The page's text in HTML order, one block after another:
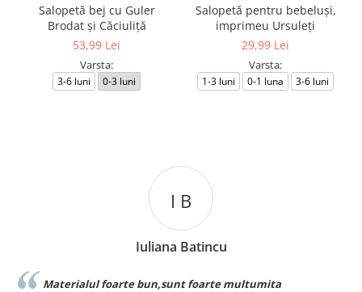
Salopetă bej cu Guler
Brodat și Căciuliță
53,99 Lei
Varsta:
3-6 luni 0-3 luni
Salopetă pentru bebeluși,
imprimeu Ursuleți
29,99 Lei
Varsta:
1-3 luni 0-1 luna 3-6 luni
I B
Iuliana Batincu
Materialul foarte bun,sunt foarte multumita